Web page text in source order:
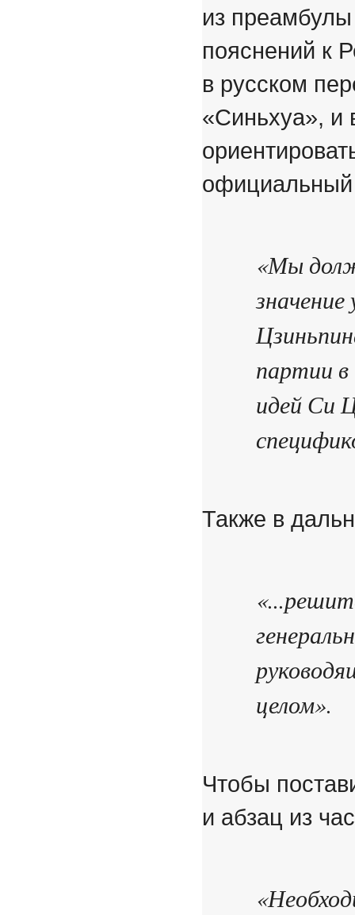
из преамбулы
пояснений к
в русском
«Синьхуа», и
официальный
«Мы
партии в
идей Си
Также в
целом».
Чтобы
и абзац из